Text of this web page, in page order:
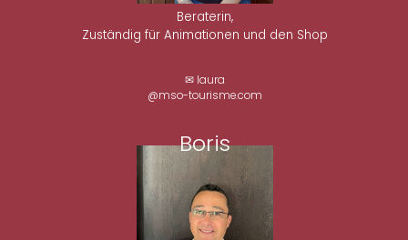
Beraterin,
Zuständig für Animationen und den Shop
✉ laura
@mso-tourisme.com
Boris